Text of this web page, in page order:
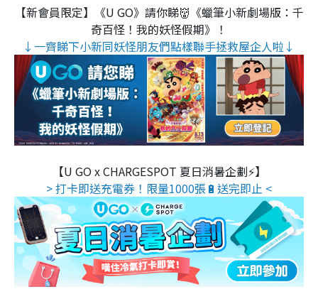
【新會員限定】《U GO》請你睇👹《蠟筆小新劇場版：千
奇百怪！我的妖怪假期》！
↓一齊睇下小新同妖怪朋友們點樣聯手拯救屋企人啦↓
【U GO x CHARGESPOT 夏日消暑企劃⚡】
> 打卡即送充電券！限量1000張🔋送完即止 <